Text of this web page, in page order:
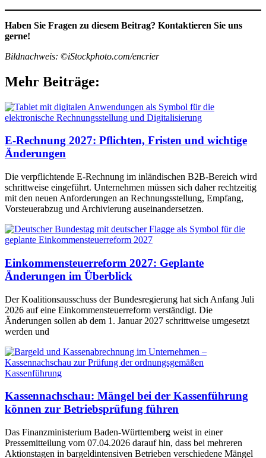
Haben Sie Fragen zu diesem Beitrag? Kontaktieren Sie uns
gerne!
Bildnachweis: ©iStockphoto.com/encrier
Mehr Beiträge:
E-Rechnung 2027: Pflichten, Fristen und wichtige
Änderungen
Die verpflichtende E-Rechnung im inländischen B2B-Bereich wird
schrittweise eingeführt. Unternehmen müssen sich daher rechtzeitig
mit den neuen Anforderungen an Rechnungsstellung, Empfang,
Vorsteuerabzug und Archivierung auseinandersetzen.
Einkommensteuerreform 2027: Geplante
Änderungen im Überblick
Der Koalitionsausschuss der Bundesregierung hat sich Anfang Juli
2026 auf eine Einkommensteuerreform verständigt. Die
Änderungen sollen ab dem 1. Januar 2027 schrittweise umgesetzt
werden und
Kassennachschau: Mängel bei der Kassenführung
können zur Betriebsprüfung führen
Das Finanzministerium Baden-Württemberg weist in einer
Pressemitteilung vom 07.04.2026 darauf hin, dass bei mehreren
Aktionstagen in bargeldintensiven Betrieben verschiedene Mängel